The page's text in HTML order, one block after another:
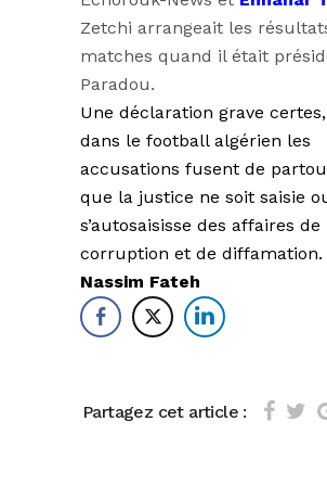
Zetchi arrangeait les
matches quand il était
Paradou.
Une déclaration grave
dans le football algérien les
accusations fusent de
que la justice ne soit saisie
s’autosaisisse des affaires de
corruption et de diffamation.
Nassim Fateh
Partagez cet article :